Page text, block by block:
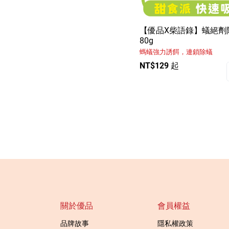
【優品X柴語錄】蟻絕
80g
螞蟻強力誘餌，連鎖除蟻
NT$129 起
關於優品
品牌故事
會員權益
隱私權政策